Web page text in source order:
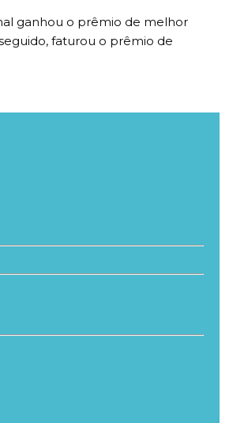
ganhou o prêmio de melhor
faturou o prêmio de